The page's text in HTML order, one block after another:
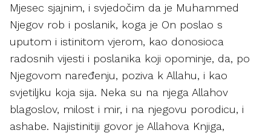
Mjesec sjajnim, i svjedočim da je Muhammed
Njegov rob i poslanik, koga je On poslao s
uputom i istinitom vjerom, kao donosioca
radosnih vijesti i poslanika koji opominje, da, po
Njegovom naređenju, poziva k Allahu, i kao
svjetiljku koja sija. Neka su na njega Allahov
blagoslov, milost i mir, i na njegovu porodicu, i
ashabe. Najistinitiji govor je Allahova Knjiga,